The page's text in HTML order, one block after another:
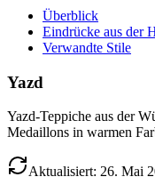
Überblick
Eindrücke aus der
Verwandte Stile
Yazd
Yazd-Teppiche aus der
Medaillons in warmen
Aktualisiert: 26. Mai